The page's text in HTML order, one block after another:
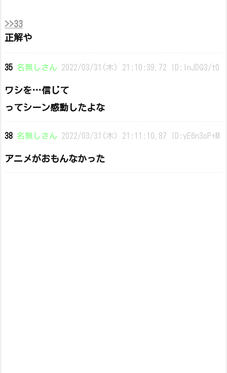
>>33
正解や
35 名無しさん 2022/03/31(木) 21:10:39.72 ID:InJDQ3/t0
ワシを…信じて
ってシーン感動したよな
38 名無しさん 2022/03/31(木) 21:11:10.87 ID:yE6n3oP+M
アニメがおもんなかった